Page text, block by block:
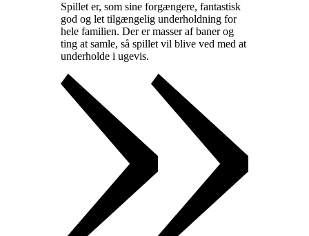
Spillet er, som sine forgængere, fantastisk
god og let tilgængelig underholdning for
hele familien. Der er masser af baner og
ting at samle, så spillet vil blive ved med at
underholde i ugevis.